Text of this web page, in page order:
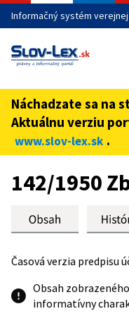
Informačný systém
Táto stránka je
cez zabezpečenú
Zabezpečená stránka
domény webového sídla.
Náchadzate sa na
Aktuálnu verziu
www.slov-lex.sk .
Preskoč na obsah
142/1950
Časová verzia predpisu
Obsah
informatívny